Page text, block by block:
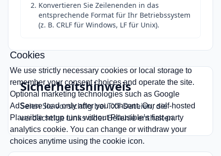
Konvertieren Sie Zeilenenden in das
entsprechende Format für Ihr Betriebssystem
(z. B. CRLF für Windows, LF für Unix).
Sicherheitshinweis
Seien Sie vorsichtig bei TXT-Dateien, die
verdächtige Links oder Befehle enthalten.
Cookies
We use strictly necessary cookies or local storage to
remember your consent choices and operate the site.
Optional marketing technologies such as Google
AdSense load only after you consent. Our self-hosted
Plausible setup runs without Plausible’s first-party
analytics cookie. You can change or withdraw your
choices anytime using the cookie icon.